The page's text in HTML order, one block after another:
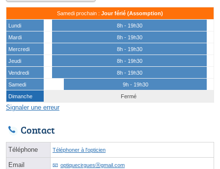
Samedi prochain : Jour férié (Assomption)
Lundi
8h - 19h30
Mardi
8h - 19h30
Mercredi
8h - 19h30
Jeudi
8h - 19h30
Vendredi
8h - 19h30
Samedi
9h - 19h30
Dimanche
Fermé
Signaler une erreur
Contact
Téléphone Téléphoner à l'opticien
Email optiquecirguesⓐgmail.com